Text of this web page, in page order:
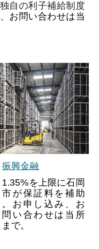
自の利子補給制度
お問い合わせは当
振興金融
1.35%を上限に石岡
市が保証料を補助
。お申し込み、お
問い合わせは当所
まで。